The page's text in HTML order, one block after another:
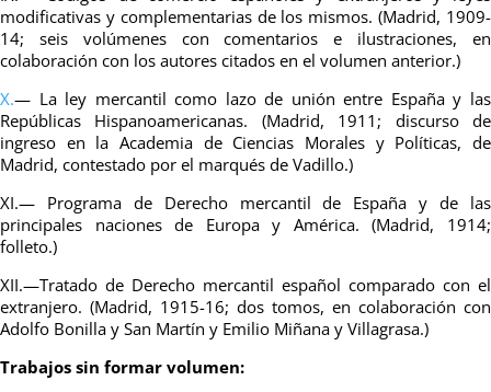
modificativas y complementarias de los mismos. (Madrid, 1909-
14; seis volúmenes con comentarios e ilustraciones, en
colaboración con los autores citados en el volumen anterior.)
X.— La ley mercantil como lazo de unión entre España y las
Repúblicas Hispanoamericanas. (Madrid, 1911; discurso de
ingreso en la Academia de Ciencias Morales y Políticas, de
Madrid, contestado por el marqués de Vadillo.)
XI.— Programa de Derecho mercantil de España y de las
principales naciones de Europa y América. (Madrid, 1914;
folleto.)
XII.—Tratado de Derecho mercantil español comparado con el
extranjero. (Madrid, 1915-16; dos tomos, en colaboración con
Adolfo Bonilla y San Martín y Emilio Miñana y Villagrasa.)
Trabajos sin formar volumen: